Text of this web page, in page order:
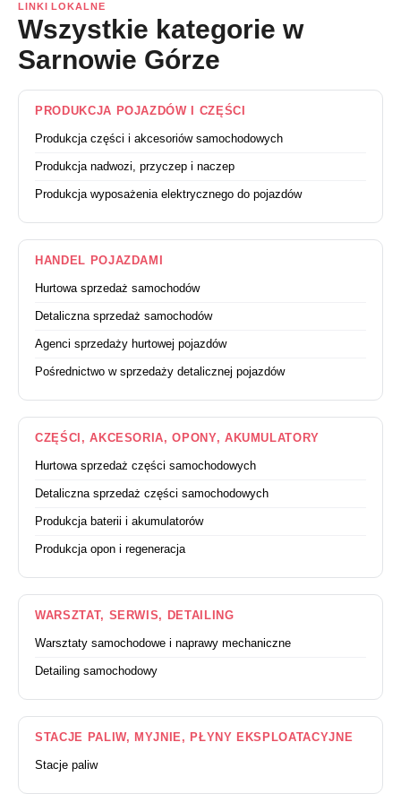
LINKI LOKALNE
Wszystkie kategorie w
Sarnowie Górze
PRODUKCJA POJAZDÓW I CZĘŚCI
Produkcja części i akcesoriów samochodowych
Produkcja nadwozi, przyczep i naczep
Produkcja wyposażenia elektrycznego do pojazdów
HANDEL POJAZDAMI
Hurtowa sprzedaż samochodów
Detaliczna sprzedaż samochodów
Agenci sprzedaży hurtowej pojazdów
Pośrednictwo w sprzedaży detalicznej pojazdów
CZĘŚCI, AKCESORIA, OPONY, AKUMULATORY
Hurtowa sprzedaż części samochodowych
Detaliczna sprzedaż części samochodowych
Produkcja baterii i akumulatorów
Produkcja opon i regeneracja
WARSZTAT, SERWIS, DETAILING
Warsztaty samochodowe i naprawy mechaniczne
Detailing samochodowy
STACJE PALIW, MYJNIE, PŁYNY EKSPLOATACYJNE
Stacje paliw